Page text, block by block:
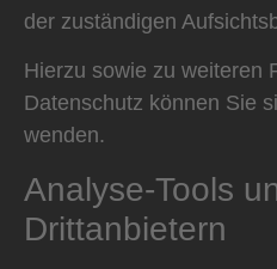
der zuständigen
Hierzu sowie zu weiteren
Datenschutz können Sie
wenden.
Analyse-Tools
Dritt­anbietern